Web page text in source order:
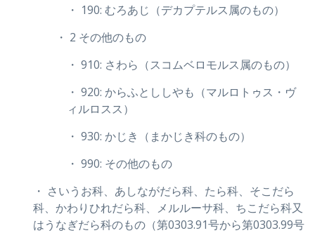
・ 190: むろあじ（デカプテルス属のもの）
・ 2 その他のもの
・ 910: さわら（スコムベロモルス属のもの）
・ 920: からふとししやも（マルロトゥス・ヴ
ィルロスス）
・ 930: かじき（まかじき科のもの）
・ 990: その他のもの
・ さいうお科、あしながだら科、たら科、そこだら
科、かわりひれだら科、メルルーサ科、ちこだら科又
はうなぎだら科のもの（第0303.91号から第0303.99号